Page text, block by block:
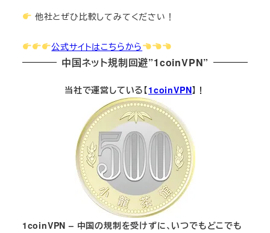
他社とぜひ比較してみてください！
公式サイトはこちらから
中国ネット規制回避”1coinVPN”
当社で運営している【1coinVPN】！
1coinVPN – 中国の規制を受けずに、いつでもどこでも